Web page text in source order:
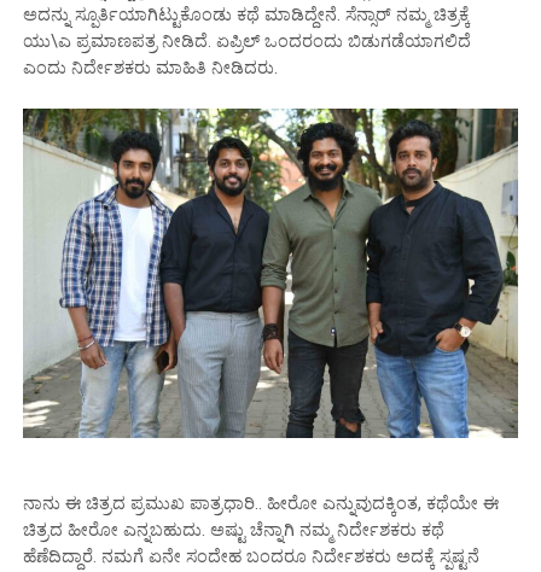
ಅದನ್ನು ಸ್ಪೂರ್ತಿಯಾಗಿಟ್ಟುಕೊಂಡು ಕಥೆ ಮಾಡಿದ್ದೇನೆ. ಸೆನ್ಸಾರ್ ನಮ್ಮ ಚಿತ್ರಕ್ಕೆ
ಯು\ಎ ಪ್ರಮಾಣಪತ್ರ ನೀಡಿದೆ. ಏಪ್ರಿಲ್ ಒಂದರಂದು ಬಿಡುಗಡೆಯಾಗಲಿದೆ
ಎಂದು ನಿರ್ದೇಶಕರು ಮಾಹಿತಿ ನೀಡಿದರು.
ನಾನು ಈ ಚಿತ್ರದ ಪ್ರಮುಖ ಪಾತ್ರಧಾರಿ.. ಹೀರೋ ಎನ್ನುವುದಕ್ಕಿಂತ, ಕಥೆಯೇ ಈ
ಚಿತ್ರದ ಹೀರೋ ಎನ್ನಬಹುದು. ಅಷ್ಟು ಚೆನ್ನಾಗಿ ನಮ್ಮ ನಿರ್ದೇಶಕರು ಕಥೆ
ಹೆಣೆದಿದ್ದಾರೆ. ನಮಗೆ ಏನೇ ಸಂದೇಹ ಬಂದರೂ ನಿರ್ದೇಶಕರು ಅದಕ್ಕೆ ಸ್ಪಷ್ಟನೆ